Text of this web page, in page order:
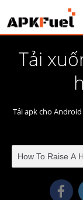
Tải
Tải apk cho